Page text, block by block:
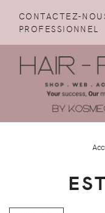
CONTACTEZ-
PROFESSIONNEL